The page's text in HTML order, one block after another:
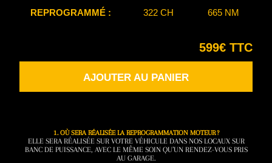
REPROGRAMMÉ : 322 CH 665 NM
599€ TTC
AJOUTER AU PANIER
1. OÙ SERA RÉALISÉE LA REPROGRAMMATION MOTEUR ?
ELLE SERA RÉALISÉE SUR VOTRE VÉHICULE DANS NOS LOCAUX SUR
BANC DE PUISSANCE, AVEC LE MÊME SOIN QU’UN RENDEZ-VOUS PRIS
AU GARAGE.